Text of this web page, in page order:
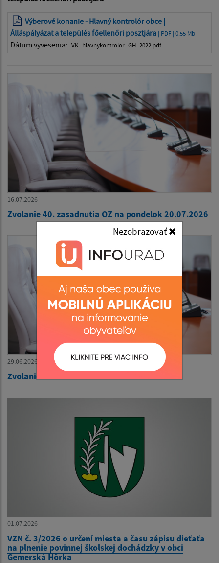
Nezobrazovať
Výberové konanie - Hlavný kontrolór obce |
Álláspályázat a település főellenőri posztjára | PDF | 0.55 Mb
Dátum vyvesenia: ..VK_hlavnykontrolor_GH_2022.pdf
16.07.2026
Zvolanie 40. zasadnutia OZ na pondelok 20.07.2026
29.06.2026
Zvolanie 39. zasadnutia OZ na 30.06.2026
01.07.2026
VZN č. 3/2026 o určení miesta a času zápisu dieťaťa
na plnenie povinnej školskej dochádzky v obci
Gemerská Hôrka